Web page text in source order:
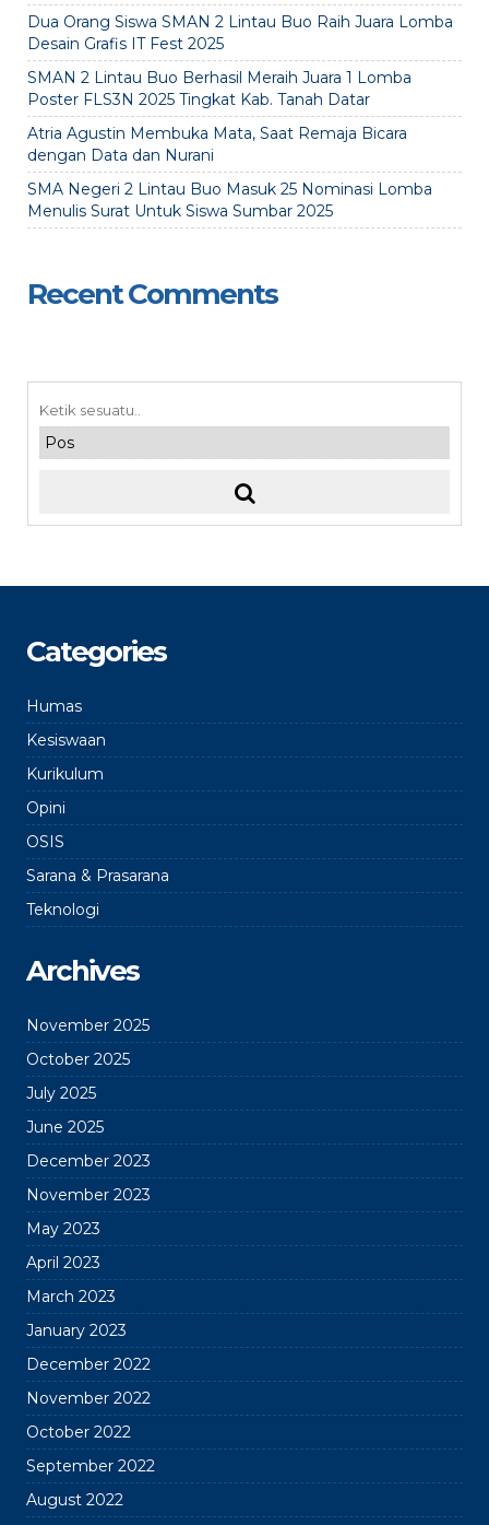
Dua Orang Siswa SMAN 2 Lintau Buo Raih Juara Lomba
Desain Grafis IT Fest 2025
SMAN 2 Lintau Buo Berhasil Meraih Juara 1 Lomba
Poster FLS3N 2025 Tingkat Kab. Tanah Datar
Atria Agustin Membuka Mata, Saat Remaja Bicara
dengan Data dan Nurani
SMA Negeri 2 Lintau Buo Masuk 25 Nominasi Lomba
Menulis Surat Untuk Siswa Sumbar 2025
Recent Comments
Categories
Humas
Kesiswaan
Kurikulum
Opini
OSIS
Sarana & Prasarana
Teknologi
Archives
November 2025
October 2025
July 2025
June 2025
December 2023
November 2023
May 2023
April 2023
March 2023
January 2023
December 2022
November 2022
October 2022
September 2022
August 2022